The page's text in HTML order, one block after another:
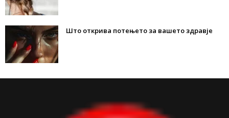
Што открива потењето за вашето здравје